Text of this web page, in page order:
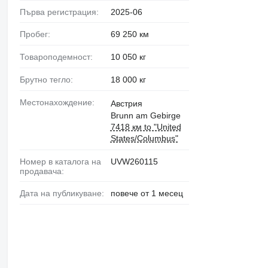
Първа регистрация: 2025-06
Пробег: 69 250 км
Товароподемност: 10 050 кг
Брутно тегло: 18 000 кг
Местонахождение:
Австрия
Brunn am Gebirge
7418 км to "United
States/Columbus"
Номер в каталога на
продавача:
UVW260115
Дата на публикуване: повече от 1 месец